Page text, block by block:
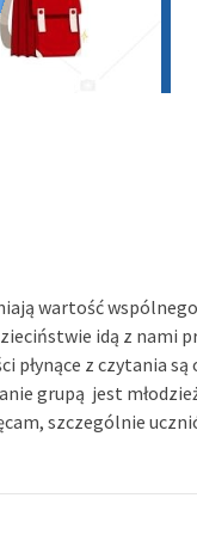
wartość
idą z nami
płynące z czytania
grupą jest
szczególnie